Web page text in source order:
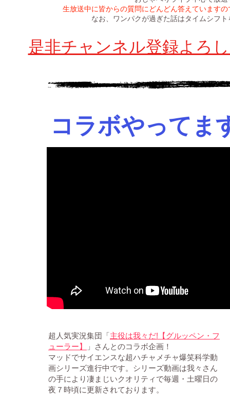
超人気実況集団「 主役は我々だ!【グルッペン・フ
ューラー】
」さんとのコラボ企画！
マッドでサイエンスな超ハチャメチャ爆笑科学動
画シリーズ進行中です。シリーズ動画は我々さん
の手により凄まじいクオリティで毎週・土曜日の
夜７時頃に更新されております。
生放送中に皆からの質問にどんどん答えていますの
なお、ワンパクが過ぎた話はタイムシフ
コラボやってま
是非チャンネル登録よろ